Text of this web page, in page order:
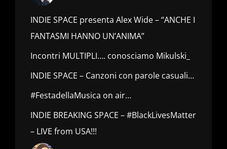
INDIE SPACE presenta Alex Wide – “ANCHE I
FANTASMI HANNO UN’ANIMA”
Incontri MULTIPLI…. conosciamo Mikulski_
INDIE SPACE – Canzoni con parole casuali…
#FestadellaMusica on air…
INDIE BREAKING SPACE – #BlackLivesMatter
– LIVE from USA!!!